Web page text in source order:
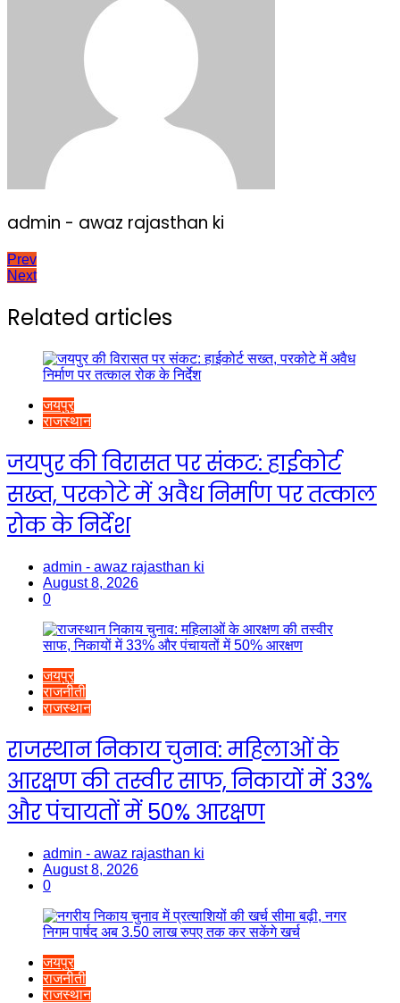
admin - awaz rajasthan ki
Post
Prev
Next
Related articles
जयपुर
राजस्थान
जयपुर की विरासत पर संकट: हाईकोर्ट
सख्त, परकोटे में अवैध निर्माण पर तत्काल
रोक के निर्देश
admin - awaz rajasthan ki
August 8, 2026
0
जयपुर
राजनीती
राजस्थान
राजस्थान निकाय चुनाव: महिलाओं के
आरक्षण की तस्वीर साफ, निकायों में 33%
और पंचायतों में 50% आरक्षण
admin - awaz rajasthan ki
August 8, 2026
0
जयपुर
राजनीती
राजस्थान